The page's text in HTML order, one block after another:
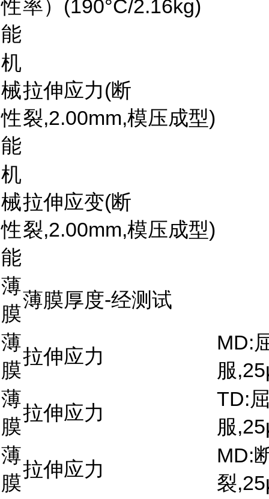
性
能
率）(190°C/2.16kg)
机
械
性
能
拉伸应力(断
裂,2.00mm,模压成型)
机
械
性
能
拉伸应变(断
裂,2.00mm,模压成型)
薄
膜
薄膜厚度-经测试
薄
膜
拉伸应力
MD:
服
薄
膜
拉伸应力
TD:
服
薄
膜
拉伸应力
MD:
裂